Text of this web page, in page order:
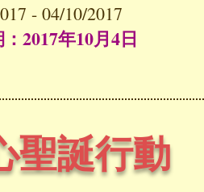
- 04/10/2017
2017年10月4日
聖誕行